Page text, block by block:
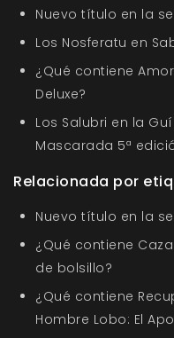
Nuevo título en la
Los Nosferatu en
¿Qué contiene
Deluxe?
Los Salubri en la
Mascarada 5ª
Relacionada por
Nuevo título en la
¿Qué contiene
de bolsillo?
¿Qué contiene
Hombre Lobo: El